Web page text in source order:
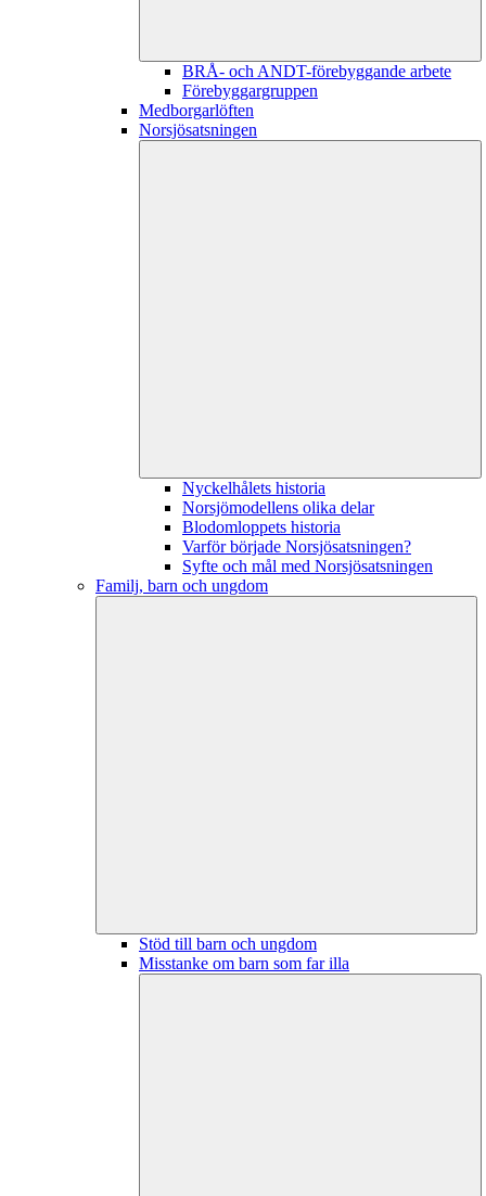
BRÅ- och ANDT-förebyggande arbete
Förebyggargruppen
Medborgarlöften
Norsjösatsningen
Nyckelhålets historia
Norsjömodellens olika delar
Blodomloppets historia
Varför började Norsjösatsningen?
Syfte och mål med Norsjösatsningen
Familj, barn och ungdom
Stöd till barn och ungdom
Misstanke om barn som far illa